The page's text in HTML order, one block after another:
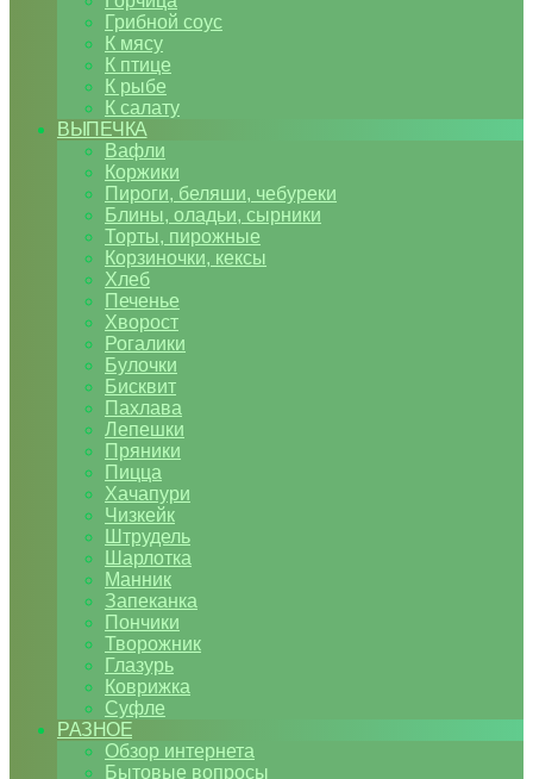
Грибной соус
К мясу
К птице
К рыбе
К салату
ВЫПЕЧКА
Вафли
Коржики
Пироги, беляши, чебуреки
Блины, оладьи, сырники
Торты, пирожные
Корзиночки, кексы
Хлеб
Печенье
Хворост
Рогалики
Булочки
Бисквит
Пахлава
Лепешки
Пряники
Пицца
Хачапури
Чизкейк
Штрудель
Шарлотка
Манник
Запеканка
Пончики
Творожник
Глазурь
Коврижка
Суфле
РАЗНОЕ
Обзор интернета
Бытовые вопросы